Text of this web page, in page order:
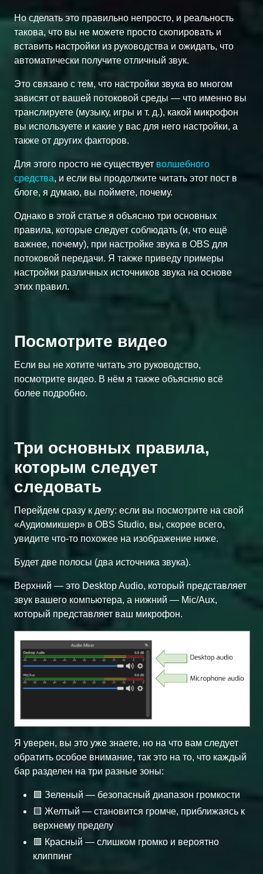
Но сделать это правильно непросто, и реальность
такова, что вы не можете просто скопировать и
вставить настройки из руководства и ожидать, что
автоматически получите отличный звук.
Это связано с тем, что настройки звука во многом
зависят от вашей потоковой среды — что именно вы
транслируете (музыку, игры и т. д.), какой микрофон
вы используете и какие у вас для него настройки, а
также от других факторов.
Для этого просто не существует волшебного
средства, и если вы продолжите читать этот пост в
блоге, я думаю, вы поймете, почему.
Однако в этой статье я объясню три основных
правила, которые следует соблюдать (и, что ещё
важнее, почему), при настройке звука в OBS для
потоковой передачи. Я также приведу примеры
настройки различных источников звука на основе
этих правил.
Посмотрите видео
Если вы не хотите читать это руководство,
посмотрите видео. В нём я также объясняю всё
более подробно.
Три основных правила,
которым следует
следовать
Перейдем сразу к делу: если вы посмотрите на свой
«Аудиомикшер» в OBS Studio, вы, скорее всего,
увидите что-то похожее на изображение ниже.
Будет две полосы (два источника звука).
Верхний — это Desktop Audio, который представляет
звук вашего компьютера, а нижний — Mic/Aux,
который представляет ваш микрофон.
Я уверен, вы это уже знаете, но на что вам следует
обратить особое внимание, так это на то, что каждый
бар разделен на три разные зоны:
🟩 Зеленый — безопасный диапазон громкости
🟨 Желтый — становится громче, приближаясь к
верхнему пределу
🟥 Красный — слишком громко и вероятно
клиппинг